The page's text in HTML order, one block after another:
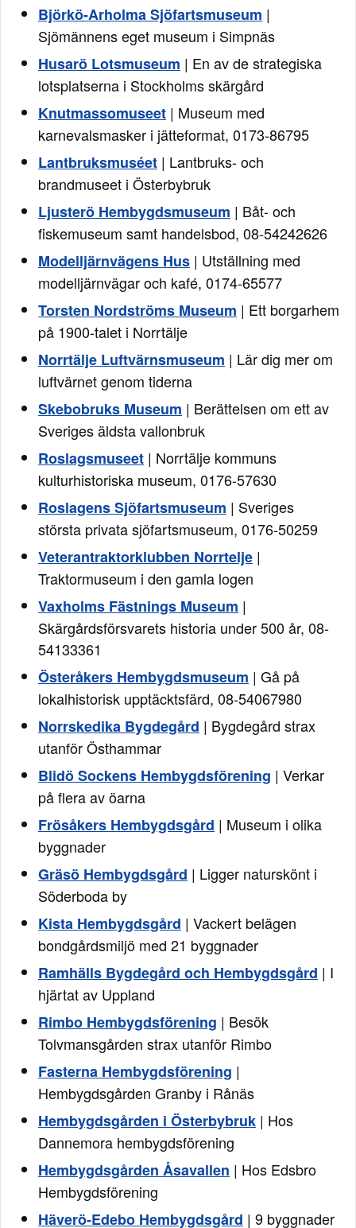
Björkö-Arholma Sjöfartsmuseum |
Sjömännens eget museum i Simpnäs
Husarö Lotsmuseum | En av de strategiska
lotsplatserna i Stockholms skärgård
Knutmassomuseet | Museum med
karnevalsmasker i jätteformat, 0173-86795
Lantbruksmuséet | Lantbruks- och
brandmuseet i Österbybruk
Ljusterö Hembygdsmuseum | Båt- och
fiskemuseum samt handelsbod, 08-54242626
Modelljärnvägens Hus | Utställning med
modelljärnvägar och kafé, 0174-65577
Torsten Nordströms Museum | Ett borgarhem
på 1900-talet i Norrtälje
Norrtälje Luftvärnsmuseum | Lär dig mer om
luftvärnet genom tiderna
Skebobruks Museum | Berättelsen om ett av
Sveriges äldsta vallonbruk
Roslagsmuseet | Norrtälje kommuns
kulturhistoriska museum, 0176-57630
Roslagens Sjöfartsmuseum | Sveriges
största privata sjöfartsmuseum, 0176-50259
Veterantraktorklubben Norrtelje |
Traktormuseum i den gamla logen
Vaxholms Fästnings Museum |
Skärgårdsförsvarets historia under 500 år, 08-
54133361
Österåkers Hembygdsmuseum | Gå på
lokalhistorisk upptäcktsfärd, 08-54067980
Norrskedika Bygdegård | Bygdegård strax
utanför Östhammar
Blidö Sockens Hembygdsförening | Verkar
på flera av öarna
Frösåkers Hembygdsgård | Museum i olika
byggnader
Gräsö Hembygdsgård | Ligger naturskönt i
Söderboda by
Kista Hembygdsgård | Vackert belägen
bondgårdsmiljö med 21 byggnader
Ramhälls Bygdegård och Hembygdsgård | I
hjärtat av Uppland
Rimbo Hembygdsförening | Besök
Tolvmansgården strax utanför Rimbo
Fasterna Hembygdsförening |
Hembygdsgården Granby i Rånäs
Hembygdsgården i Österbybruk | Hos
Dannemora hembygdsförening
Hembygdsgården Åsavallen | Hos Edsbro
Hembygdsförening
Häverö-Edebo Hembygdsgård | 9 byggnader